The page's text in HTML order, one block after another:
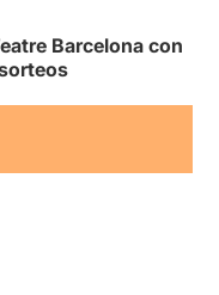
Barcelona con